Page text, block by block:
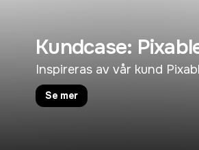
Kundcase:
Inspireras av vår kund
Se mer